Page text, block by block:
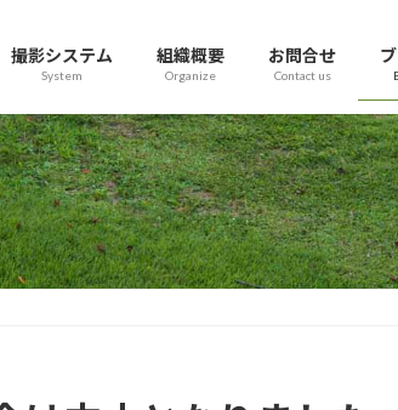
撮影システム
System
組織概要
Organize
お問合せ
Contact us